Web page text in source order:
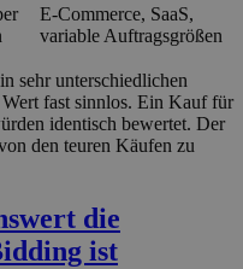
E-Commerce, SaaS,
variable Auftragsgrößen
sehr unterschiedlichen
Wert fast sinnlos. Ein Kauf für
identisch bewertet. Der
den teuren Käufen zu
die
ist